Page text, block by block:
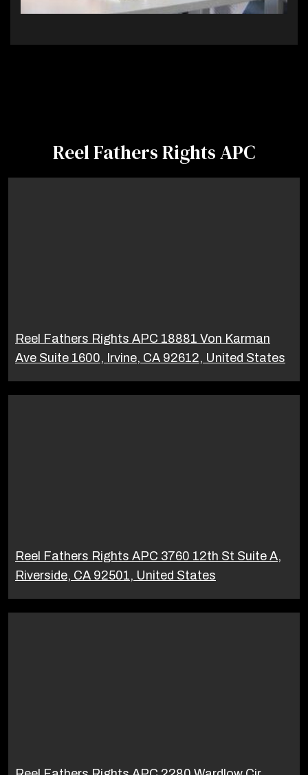
Reel Fathers Rights APC
Reel Fathers Rights APC 18881 Von Karman
Ave Suite 1600, Irvine, CA 92612, United States
Reel Fathers Rights APC 3760 12th St Suite A,
Riverside, CA 92501, United States